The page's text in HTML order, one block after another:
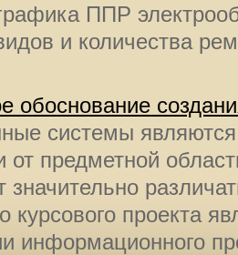
ППР
и количества
обоснование
системы
от предметной
значительно
курсового проекта
информационного